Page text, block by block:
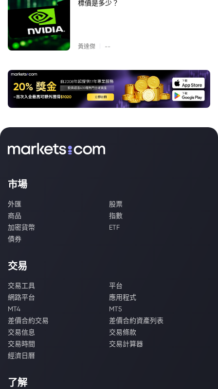
標價是多少？
黃達傑 --
市場
外匯
股票
商品
指數
加密貨幣
ETF
債券
交易
交易工具
平台
網路平台
應用程式
MT4
MT5
差價合約交易
差價合約資產列表
交易信息
交易條款
交易時間
交易計算器
經濟日曆
了解